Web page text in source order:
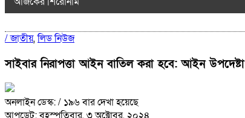
/জাতীয়,লিড নিউজ
সাইবার নিরাপত্তা আইন বাতিল করা হবে: আইন উপদেষ্টা
অনলাইন ডেস্ক:/ ১৯৬ বার দেখা হয়েছে